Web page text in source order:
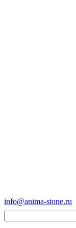
info@anima-stone.ru